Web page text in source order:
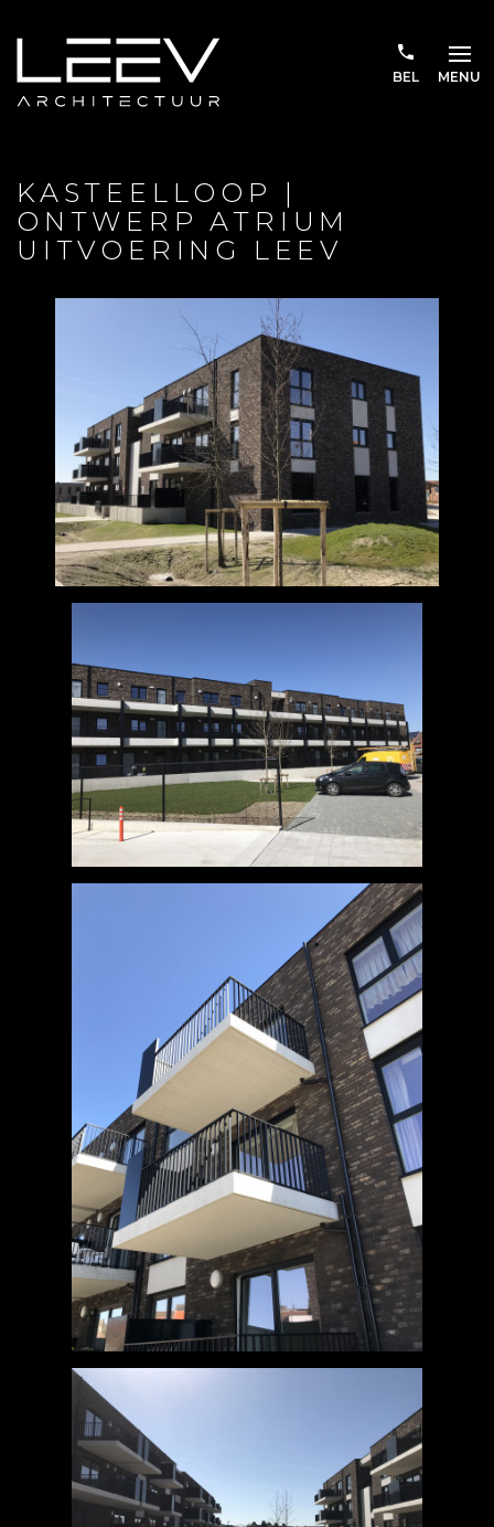
MENU
BEL
KASTEELLOOP |
ONTWERP ATRIUM
UITVOERING LEEV